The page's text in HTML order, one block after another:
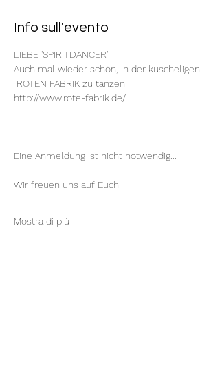
Info sull'evento
LIEBE 'SPIRITDANCER'
Auch mal wieder schön, in der kuscheligen
ROTEN FABRIK zu tanzen
http://www.rote-fabrik.de/
Eine Anmeldung ist nicht notwendig...
Wir freuen uns auf Euch
Mostra di più